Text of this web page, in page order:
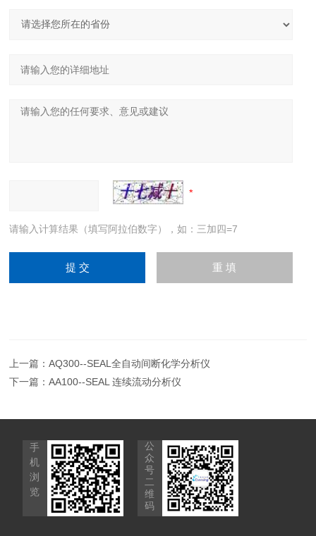
请输入计算结果（填写阿拉伯数字），如：三加四=7
上一篇：AQ300--SEAL全自动间断化学分析仪
下一篇：AA100--SEAL 连续流动分析仪
手
机
浏
览
公
众
号
二
维
码